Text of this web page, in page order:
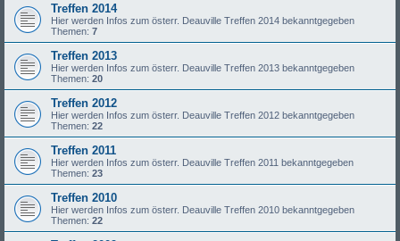
Treffen 2014
Hier werden Infos zum österr. Deauville Treffen 2014 bekanntgegeben
Themen: 7
Treffen 2013
Hier werden Infos zum österr. Deauville Treffen 2013 bekanntgegeben
Themen: 20
Treffen 2012
Hier werden Infos zum österr. Deauville Treffen 2012 bekanntgegeben
Themen: 22
Treffen 2011
Hier werden Infos zum österr. Deauville Treffen 2011 bekanntgegeben
Themen: 23
Treffen 2010
Hier werden Infos zum österr. Deauville Treffen 2010 bekanntgegeben
Themen: 22